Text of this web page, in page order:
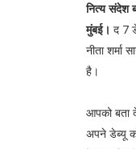
नित्य संदेश
मुंबई। द 7
नीता
है।
आपको बता
अपने डेब्यू